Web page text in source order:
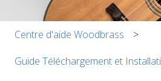
Centre d'aide Woodbrass
Guide Téléchargement et